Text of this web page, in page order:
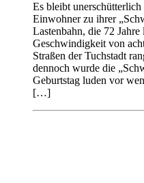
Es bleibt
Einwohner zu ihrer
Lastenbahn, die 72
Geschwindigkeit von
Straßen der Tuchstadt
dennoch wurde die
Geburtstag luden vor
[…]